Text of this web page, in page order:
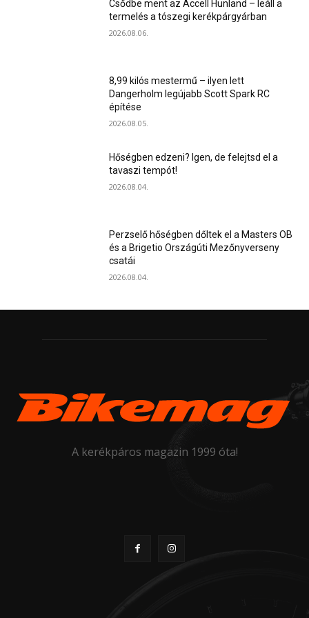
Csődbe ment az Accell Hunland – leáll a
termelés a tószegi kerékpárgyárban
2026.08.06.
8,99 kilós mestermű – ilyen lett
Dangerholm legújabb Scott Spark RC
építése
2026.08.05.
Hőségben edzeni? Igen, de felejtsd el a
tavaszi tempót!
2026.08.04.
Perzselő hőségben dőltek el a Masters OB
és a Brigetio Országúti Mezőnyverseny
csatái
2026.08.04.
A kerékpáros magazin 1999 óta!